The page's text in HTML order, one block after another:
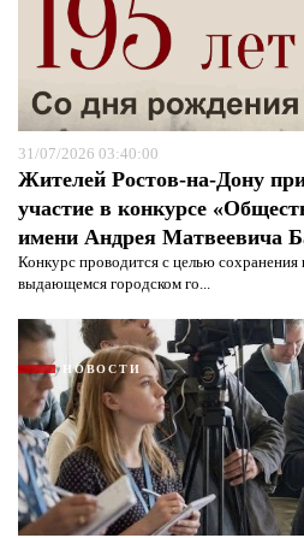
31/07/2026 03:40:00
Жителей Ростов-на-Дону
участие в конкурсе
имени Андрея Матвеевича
Конкурс проводится с целью сохранения
выдающемся городском го...
НОВОСТИ
Я согласен сполитикой
защиты информации*
Я согласен сполитикой
защиты информации*